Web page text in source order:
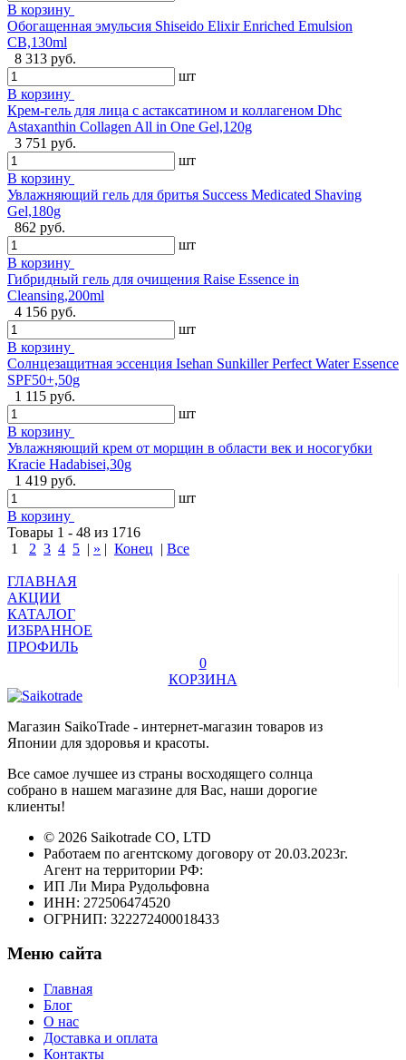
В корзину
Обогащенная эмульсия Shiseido Elixir Enriched Emulsion
CB,130ml
8 313 руб.
шт
В корзину
Крем-гель для лица с астаксатином и коллагеном Dhc
Astaxanthin Collagen All in One Gel,120g
3 751 руб.
шт
В корзину
Увлажняющий гель для бритья Success Medicated Shaving
Gel,180g
862 руб.
шт
В корзину
Гибридный гель для очищения Raise Essence in
Cleansing,200ml
4 156 руб.
шт
В корзину
Солнцезащитная эссенция Isehan Sunkiller Perfect Water Essence
SPF50+,50g
1 115 руб.
шт
В корзину
Увлажняющий крем от морщин в области век и носогубки
Kracie Hadabisei,30g
1 419 руб.
шт
В корзину
Товары 1 - 48 из 1716
1
2 3 4 5 | » | Конец | Все
ГЛАВНАЯ
АКЦИИ
КАТАЛОГ
ИЗБРАННОЕ
ПРОФИЛЬ
0
КОРЗИНА
Магазин SaikoTrade - интернет-магазин товаров из
Японии для здоровья и красоты.
Все самое лучшее из страны восходящего солнца
собрано в нашем магазине для Вас, наши дорогие
клиенты!
© 2026 Saikotrade CO, LTD
Работаем по агентскому договору от 20.03.2023г.
Агент на территории РФ:
ИП Ли Мира Рудольфовна
ИНН: 272506474520
ОГРНИП: 322272400018433
Меню сайта
Главная
Блог
О нас
Доставка и оплата
Контакты